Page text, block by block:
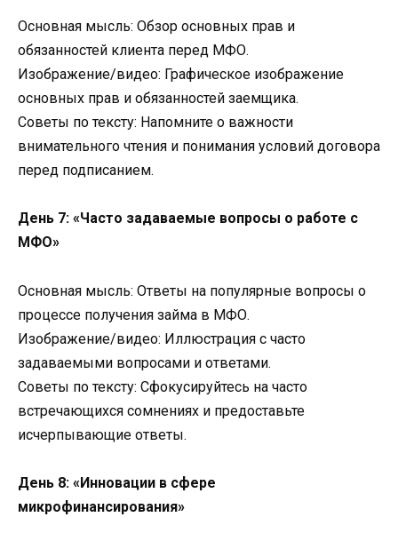
Основная мысль: Обзор основных прав и
обязанностей клиента перед МФО.
Изображение/видео: Графическое изображение
основных прав и обязанностей заемщика.
Советы по тексту: Напомните о важности
внимательного чтения и понимания условий договора
перед подписанием.
День 7: «Часто задаваемые вопросы о работе с
МФО»
Основная мысль: Ответы на популярные вопросы о
процессе получения займа в МФО.
Изображение/видео: Иллюстрация с часто
задаваемыми вопросами и ответами.
Советы по тексту: Сфокусируйтесь на часто
встречающихся сомнениях и предоставьте
исчерпывающие ответы.
День 8: «Инновации в сфере
микрофинансирования»